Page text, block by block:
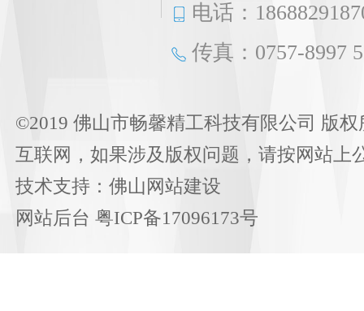
电话：
传真：0757-8997
©2019 佛山市畅馨精工科技有限公司 版
互联网，如果涉及版权问题，请按网站上
技术支持： 佛山网站建设
网站后台 粤ICP备17096173号